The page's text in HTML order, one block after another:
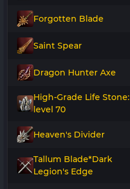
Forgotten Blade
Saint Spear
Dragon Hunter Axe
High-Grade Life Stone:
level 70
Heaven's Divider
Tallum Blade*Dark
Legion's Edge